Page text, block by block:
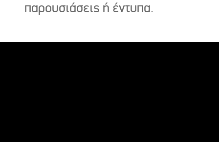
παρουσιάσεις ή έντυπα.